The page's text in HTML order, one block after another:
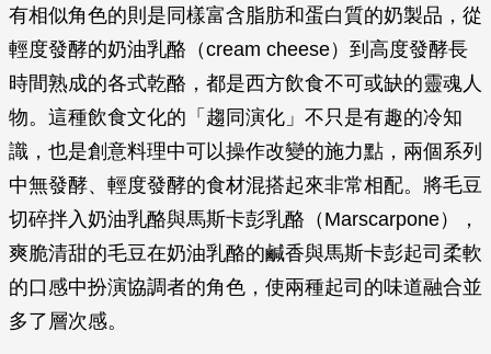
有相似角色的則是同樣富含脂肪和蛋白質的奶製品，從
輕度發酵的奶油乳酪（cream cheese）到高度發酵長
時間熟成的各式乾酪，都是西方飲食不可或缺的靈魂人
物。這種飲食文化的「趨同演化」不只是有趣的冷知
識，也是創意料理中可以操作改變的施力點，兩個系列
中無發酵、輕度發酵的食材混搭起來非常相配。將毛豆
切碎拌入奶油乳酪與馬斯卡彭乳酪（Marscarpone），
爽脆清甜的毛豆在奶油乳酪的鹹香與馬斯卡彭起司柔軟
的口感中扮演協調者的角色，使兩種起司的味道融合並
多了層次感。